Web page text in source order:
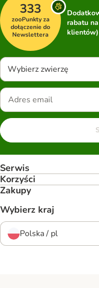
333
zooPunkty za
dołączenie do
Newslettera
rabatu
klientów)
Wybierz zwierzę
Serwis
Korzyści
Zakupy
Wybierz kraj
Polska / pl